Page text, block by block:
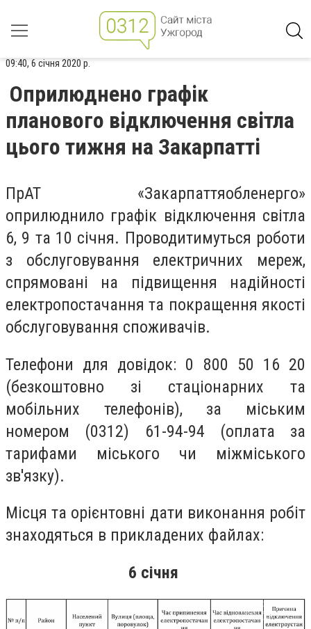
09:40, 6 січня 2020 р.
Оприлюднено графік
планового відключення світла
цього тижня на Закарпатті
ПрАТ «Закарпаттяобленерго»
оприлюднило графік відключення світла
6, 9 та 10 січня. Проводитимуться роботи
з обслуговування електричних мереж,
спрямовані на підвищення надійності
електропостачання та покращення якості
обслуговування споживачів.
Телефони для довідок: 0 800 50 16 20
(безкоштовно зі стаціонарних та
мобільних телефонів), за міським
номером (0312) 61-94-94 (оплата за
тарифами міського чи міжміського
зв'язку).
Місця та орієнтовні дати виконання робіт
знаходяться в прикладених файлах:
6 січня